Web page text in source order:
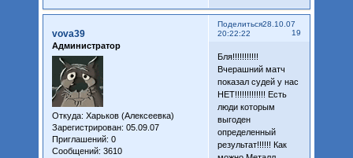
Поделиться
19
28.10.07
20:22:22
vova39
Администратор
Откуда: Харьков (Алексеевка)
Зарегистрирован: 05.09.07
Приглашений: 0
Сообщений: 3610
Бля!!!!!!!!!!!
Вчерашний матч
показал судей у нас
НЕТ!!!!!!!!!!!!! Есть
люди которым
выгоден
определенный
результат!!!!!! Как